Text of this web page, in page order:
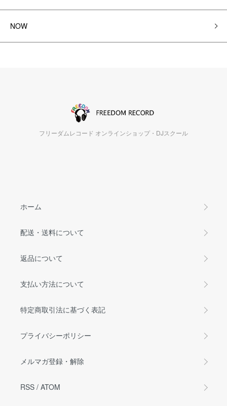
NOW
フリーダムレコード オンラインショップ・DJスクール
ホーム
配送・送料について
返品について
支払い方法について
特定商取引法に基づく表記
プライバシーポリシー
メルマガ登録・解除
RSS / ATOM